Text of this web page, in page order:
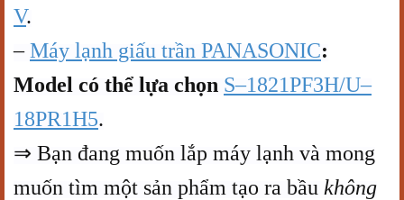
V.
–Máy lạnh giấu trần PANASONIC:
Model có thể lựa chọn S–1821PF3H/U–
18PR1H5.
⇒ Bạn đang muốn lắp máy lạnh và mong
muốn tìm một sản phẩm tạo ra bầu không